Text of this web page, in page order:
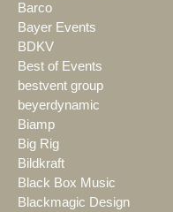
Barco
Bayer Events
BDKV
Best of Events
bestvent group
beyerdynamic
Biamp
Big Rig
Bildkraft
Black Box Music
Blackmagic Design